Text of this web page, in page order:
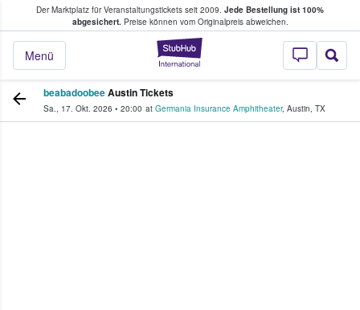
Der Marktplatz für Veranstaltungstickets seit 2009. Jede Bestellung ist 100%
abgesichert.Preise können vom Originalpreis abweichen.
StubHub - Wo
Menü
Tickets kaufen & verkaufen
beabadoobeeAustin Tickets
Sa., 17. Okt. 2026 • 20:00 at Germania Insurance Amphitheater, Austin, TX